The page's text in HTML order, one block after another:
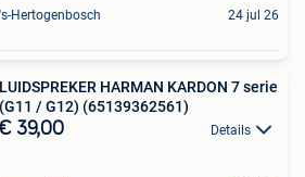
's-Hertogenbosch 24 jul 26
LUIDSPREKER HARMAN KARDON 7 serie
(G11 / G12) (65139362561)
€ 39,00 Details